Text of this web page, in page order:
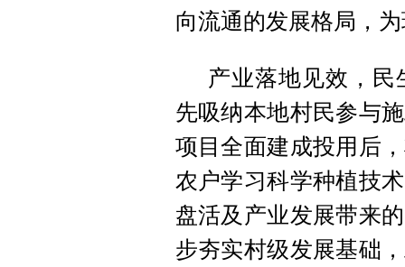
向流通的发展格局，
产业落地见效，
先吸纳本地村民参与
项目全面建成投用后
农户学习科学种植技
盘活及产业发展带来
步夯实村级发展基础